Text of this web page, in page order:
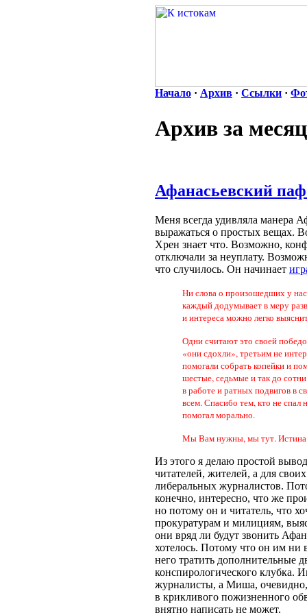
Начало · Архив · Ссылки ·
Архив за
Афанасьевский
Меня всегда удивляла манера
выражаться о простых вещах.
Хрен знает что. Возможно,
отключали за неуплату.
что случилось. Он начинает
Ни слова о произошедших у
каждый додумывает в меру
и интереса можно легко
Одни считают это своей
«они сдохли», третьим не
помогали собрать копейки и
шестые, седьмые и так до
в работе и ратных подвигов в
всем. Спасибо тем, кто не спал
помогал морально.
Мы Вам нужны, мы тут. Истина
Из этого я делаю простой
читателей, жителей, а для
либеральных журналистов.
конечно, интересно, что же
но потому он и читатель, что
прокуратурам и милициям,
они вряд ли будут звонить
хотелось. Потому что он им ни
него тратить дополнительные
конспирологического клубка.
журналисты, а Миша,
в крикливого пожизненного
внятно написать не может.